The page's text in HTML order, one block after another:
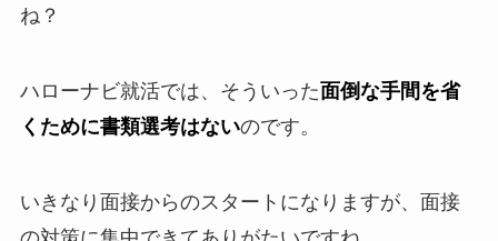
ね？
ハローナビ就活では、そういった面倒な手間を省
くために書類選考はないのです。
いきなり面接からのスタートになりますが、面接